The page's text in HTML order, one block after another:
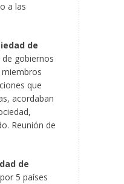
a las
de
gobiernos
que
acordaban
Reunión de
de
5 países